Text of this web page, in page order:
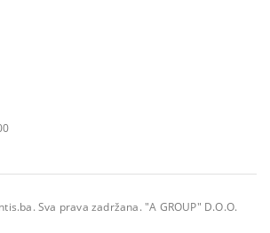
Sva prava zadržana. "A GROUP" D.O.O.